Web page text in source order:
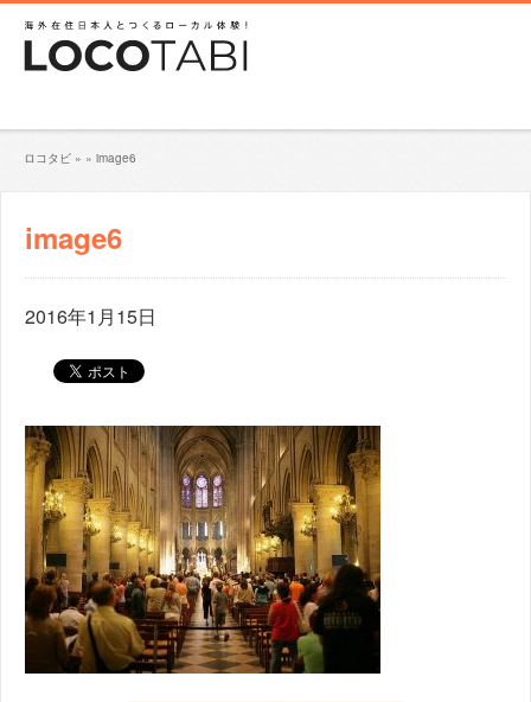
ロコタビ » » image6
image6
2016年1月15日